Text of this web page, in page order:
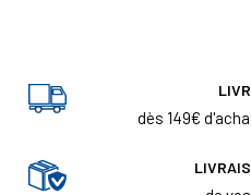
dès 149€